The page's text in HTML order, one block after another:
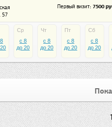
57
Первый визит: 7500
Ср
c 8
до 20
Чт
c 8
до 20
Пт
c 8
до 20
Сб
c 8
до 20